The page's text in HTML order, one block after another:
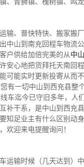
输、普快特快、搬家搬
中山到南充回程车物流
户供给加倍完美的从中
安心地把货拜托天南回程
能实时更新投寄从而
有一切中山到西充县整
车迄今已守旧多年，人
补干系，是中山到西充
知足业主有什么区别动
欢迎来电提醒询问！
运输时候（几天达到）